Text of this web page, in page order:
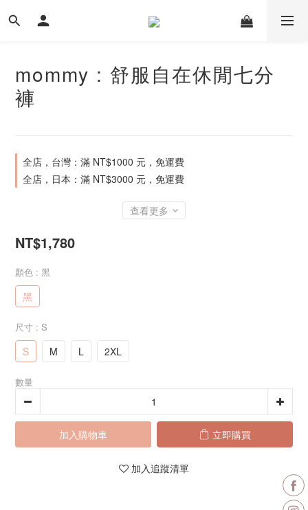
mommy : 舒服自在休閒七分
褲
全店，台灣：滿 NT$1000 元，免運費
全店，日本：滿 NT$3000 元，免運費
查看更多
NT$1,780
顏色 : 黑
黑
尺寸 : S
S M L 2XL
數量
加入購物車 立即購買
加入追蹤清單